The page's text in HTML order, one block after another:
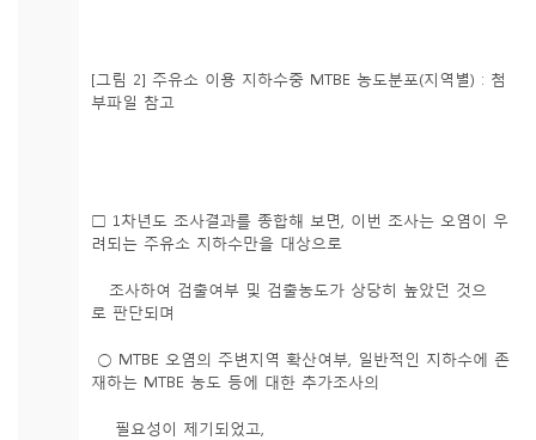
[그림 2] 주유소 이용 지하수중 MTBE 농도분포(지역별) : 첨
부파일 참고
□ 1차년도 조사결과를 종합해 보면, 이번 조사는 오염이 우
려되는 주유소 지하수만을 대상으로
조사하여 검출여부 및 검출농도가 상당히 높았던 것으
로 판단되며
○ MTBE 오염의 주변지역 확산여부, 일반적인 지하수에 존
재하는 MTBE 농도 등에 대한 추가조사의
필요성이 제기되었고,